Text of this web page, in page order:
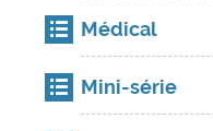
Médical
Mini-série